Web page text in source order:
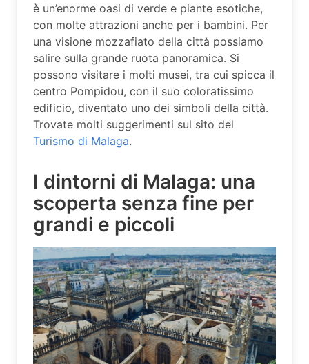
è un’enorme oasi di verde e piante esotiche,
con molte attrazioni anche per i bambini. Per
una visione mozzafiato della città possiamo
salire sulla grande ruota panoramica. Si
possono visitare i molti musei, tra cui spicca il
centro Pompidou, con il suo coloratissimo
edificio, diventato uno dei simboli della città.
Trovate molti suggerimenti sul sito del
Turismo di Malaga.
I dintorni di Malaga: una
scoperta senza fine per
grandi e piccoli